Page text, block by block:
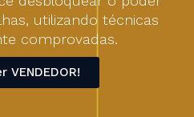
utilizando técnicas
comprovadas.
VENDEDOR!